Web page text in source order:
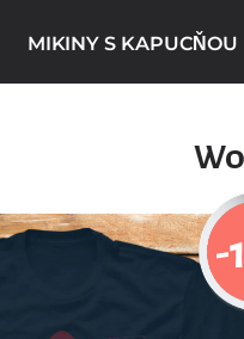
MIKINY S KAPUCŇOU
-